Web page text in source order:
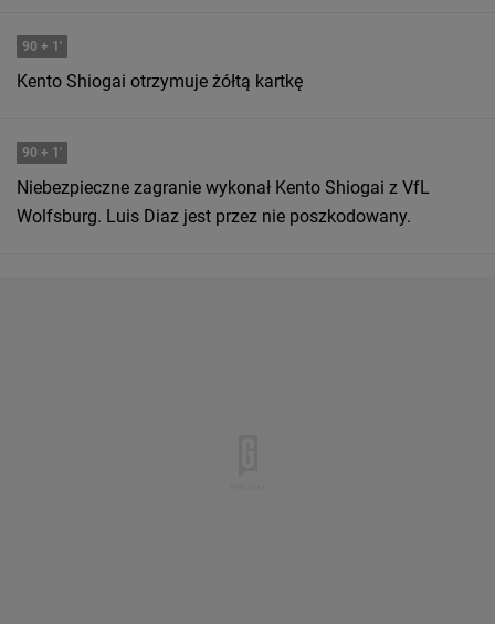
90 + 1'
Kento Shiogai otrzymuje żółtą kartkę
90 + 1'
Niebezpieczne zagranie wykonał Kento Shiogai z VfL
Wolfsburg. Luis Diaz jest przez nie poszkodowany.